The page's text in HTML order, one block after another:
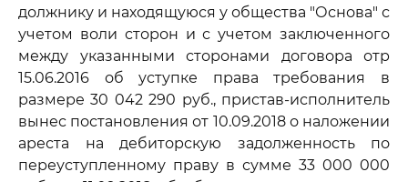
должнику и находящуюся у общества "Основа" с
учетом воли сторон и с учетом заключенного
между указанными сторонами договора отр
15.06.2016 об уступке права требования в
размере 30 042 290 руб., пристав-исполнитель
вынес постановления от 10.09.2018 о наложении
ареста на дебиторскую задолженность по
переуступленному праву в сумме 33 000 000